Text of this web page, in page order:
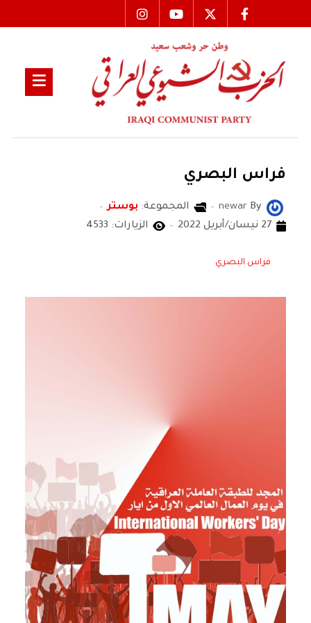
فراس البصري
By
newar المجموعة: بوستر
27 نيسان/أبريل 2022
الزيارات: 4533
فراس البصري